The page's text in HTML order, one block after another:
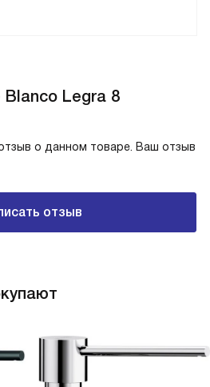
Legra 8
о данном товаре. Ваш отзыв
отзыв